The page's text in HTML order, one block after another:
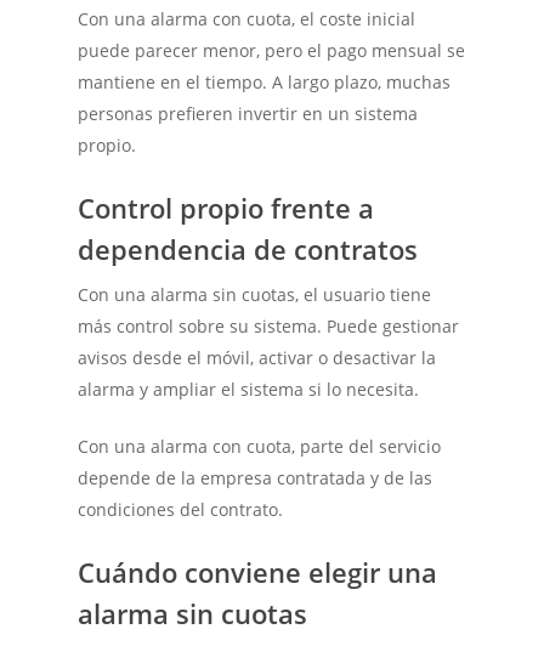
Con una alarma con cuota, el coste inicial
puede parecer menor, pero el pago mensual se
mantiene en el tiempo. A largo plazo, muchas
personas prefieren invertir en un sistema
propio.
Control propio frente a
dependencia de contratos
Con una alarma sin cuotas, el usuario tiene
más control sobre su sistema. Puede gestionar
avisos desde el móvil, activar o desactivar la
alarma y ampliar el sistema si lo necesita.
Con una alarma con cuota, parte del servicio
depende de la empresa contratada y de las
condiciones del contrato.
Cuándo conviene elegir una
alarma sin cuotas